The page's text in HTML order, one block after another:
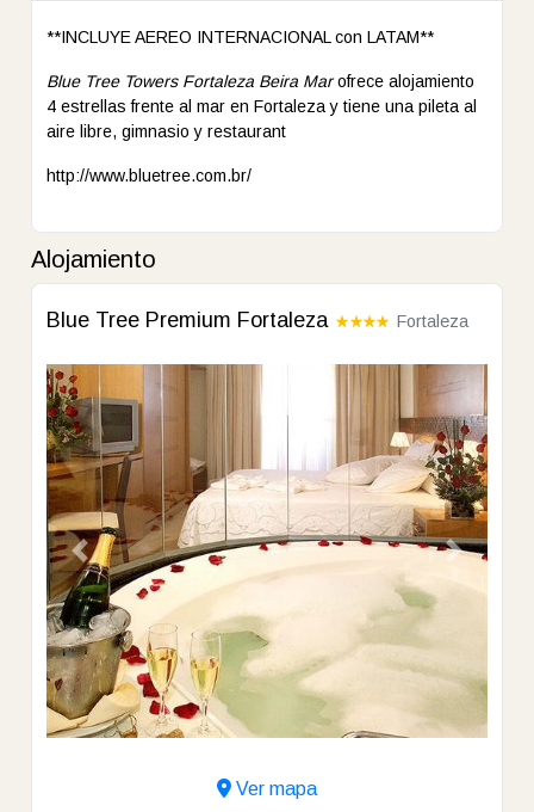
**INCLUYE AEREO INTERNACIONAL con LATAM**
Blue Tree Towers Fortaleza Beira Marofrece alojamiento
4 estrellas frente al mar en Fortaleza y tiene una pileta al
aire libre, gimnasio y restaurant
http://www.bluetree.com.br/
Alojamiento
Blue Tree Premium Fortaleza Fortaleza
Previous Next
Ver mapa